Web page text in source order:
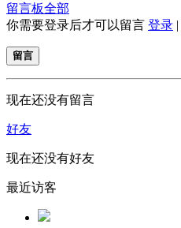
留言板全部
你需要登录后才可以留言 登录 |
留言
现在还没有留言
好友
现在还没有好友
最近访客